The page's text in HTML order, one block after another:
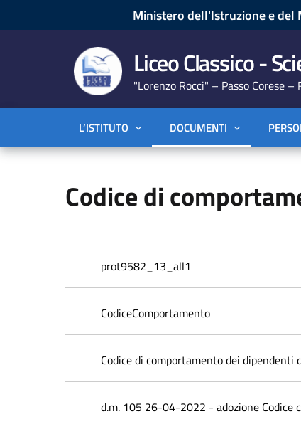
Ministero dell'Istruzione e del
Liceo Classico -
"Lorenzo Rocci" – Passo Corese –
L’ISTITUTO DOCUMENTI
Codice di
prot9582_13_all1
CodiceComportamento
Codice di comportamento dei
d.m. 105 26-04-2022 - adozione Codice